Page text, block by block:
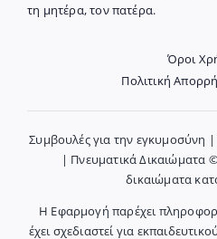
τη μητέρα, τον πατέρα.
Όροι
Πολιτική
Συμβουλές για την εγκυμοσύνη
| Πνευματικά Δικαιώματα
δικαιώματα
Η Εφαρμογή παρέχει
έχει σχεδιαστεί για